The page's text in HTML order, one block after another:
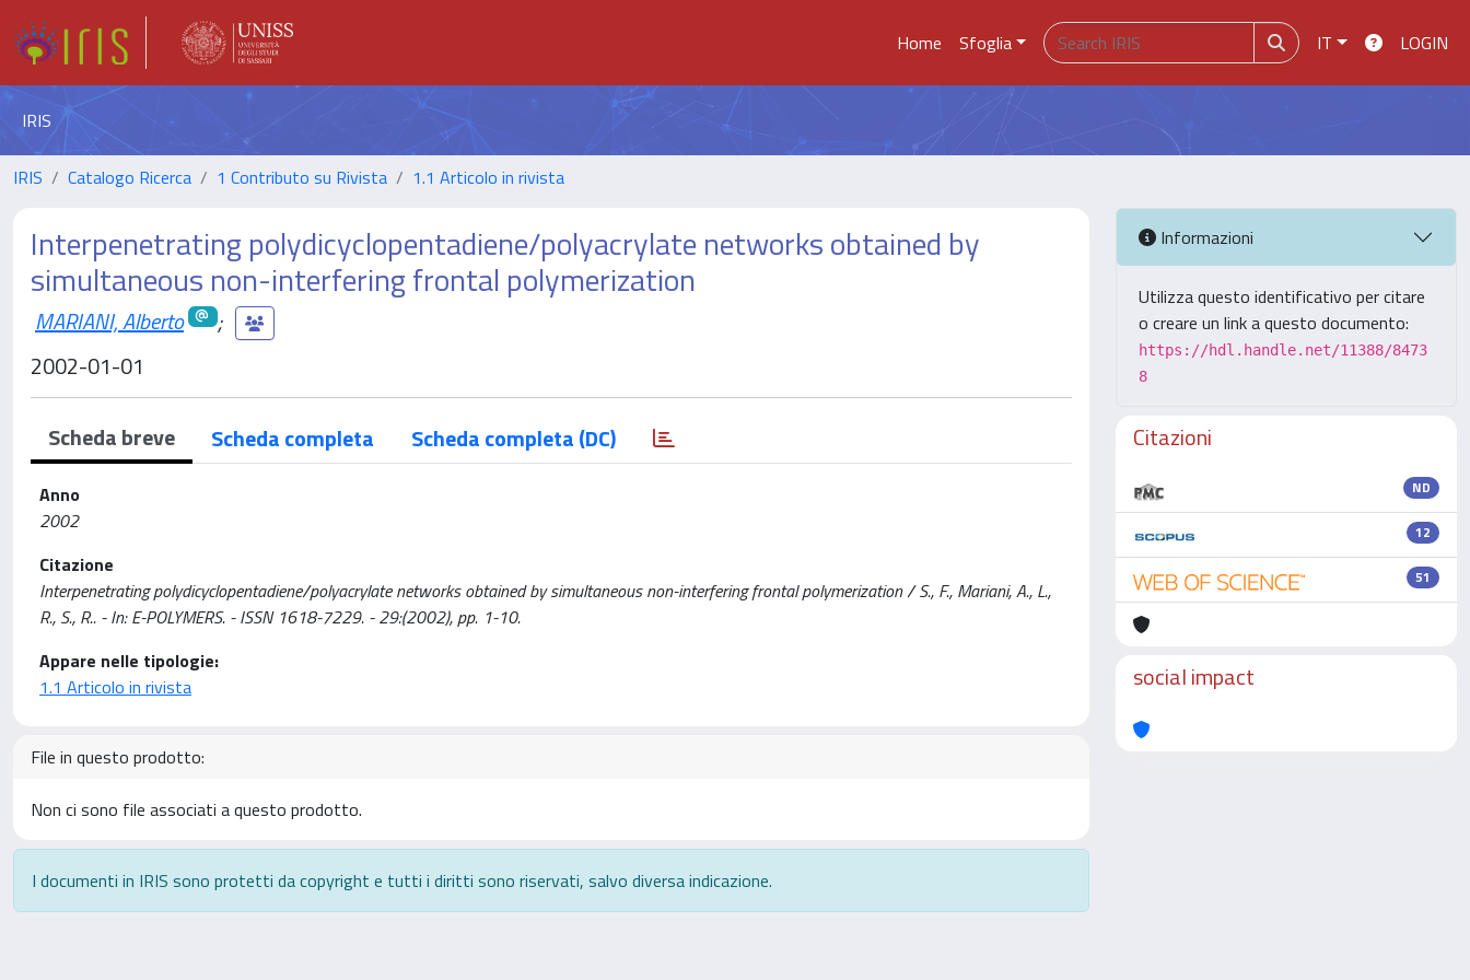
Home Sfoglia IT LOGIN
IRIS
IRIS Catalogo Ricerca 1 Contributo su Rivista 1.1 Articolo in rivista
Interpenetrating polydicyclopentadiene/polyacrylate networks obtained by
simultaneous non-interfering frontal polymerization
MARIANI, Alberto
;
2002-01-01
Scheda breve Scheda completa Scheda completa (DC)
Anno
2002
Citazione
Interpenetrating polydicyclopentadiene/polyacrylate networks obtained by simultaneous non-interfering frontal polymerization / S., F., Mariani, A., L.,
R., S., R.. - In: E-POLYMERS. - ISSN 1618-7229. - 29:(2002), pp. 1-10.
Appare nelle tipologie:
1.1 Articolo in rivista
File in questo prodotto:
Non ci sono file associati a questo prodotto.
I documenti in IRIS sono protetti da copyright e tutti i diritti sono riservati, salvo diversa indicazione.
Informazioni
Utilizza questo identificativo per citare
o creare un link a questo documento:
https://hdl.handle.net/11388/8473
8
Citazioni
ND
12
51
social impact